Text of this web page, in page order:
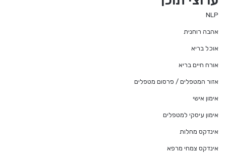
NLP
אהבה רוחנית
אוכל בריא
אורח חיים בריא
אזור המטפלים / פרסום מטפלים
אימון אישי
אימון עיסקי למטפלים
אינדקס מחלות
אינדקס צמחי מרפא